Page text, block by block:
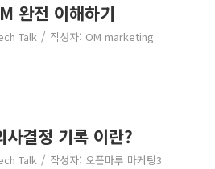
완전 이해하기
Talk / 작성자: OM marketing
결정 기록 이란?
Talk / 작성자: 오픈마루 마케팅3